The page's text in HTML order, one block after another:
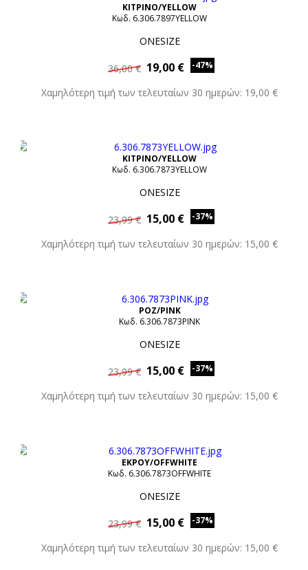
ΚΙΤΡΙΝΟ/YELLOW
Κωδ. 6.306.7897YELLOW
ONESIZE
36,00 € 19,00 € -47%
Χαμηλότερη τιμή των τελευταίων 30 ημερών: 19,00 €
ΚΙΤΡΙΝΟ/YELLOW
Κωδ. 6.306.7873YELLOW
ONESIZE
23,99 € 15,00 € -37%
Χαμηλότερη τιμή των τελευταίων 30 ημερών: 15,00 €
ΡΟΖ/PINK
Κωδ. 6.306.7873PINK
ONESIZE
23,99 € 15,00 € -37%
Χαμηλότερη τιμή των τελευταίων 30 ημερών: 15,00 €
ΕΚΡΟΥ/OFFWHITE
Κωδ. 6.306.7873OFFWHITE
ONESIZE
23,99 € 15,00 € -37%
Χαμηλότερη τιμή των τελευταίων 30 ημερών: 15,00 €